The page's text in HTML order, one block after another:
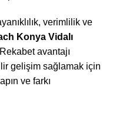
verimlilik ve
Konya Vidalı
avantajı
gelişim sağlamak için
ve farkı